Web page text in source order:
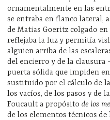
ornamentalmente en las
se entraba en flanco lateral,
de Matias Goeritz colgado
reflejaba la luz y permitía
alguien arriba de las
del encierro y de la
puerta sólida que impiden
sustituido por el cálculo de
los vacíos, de los pasos y de
Foucault a propósito de los
de los elementos técnicos de